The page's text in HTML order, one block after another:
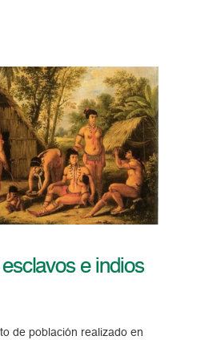
e indios
de población realizado en